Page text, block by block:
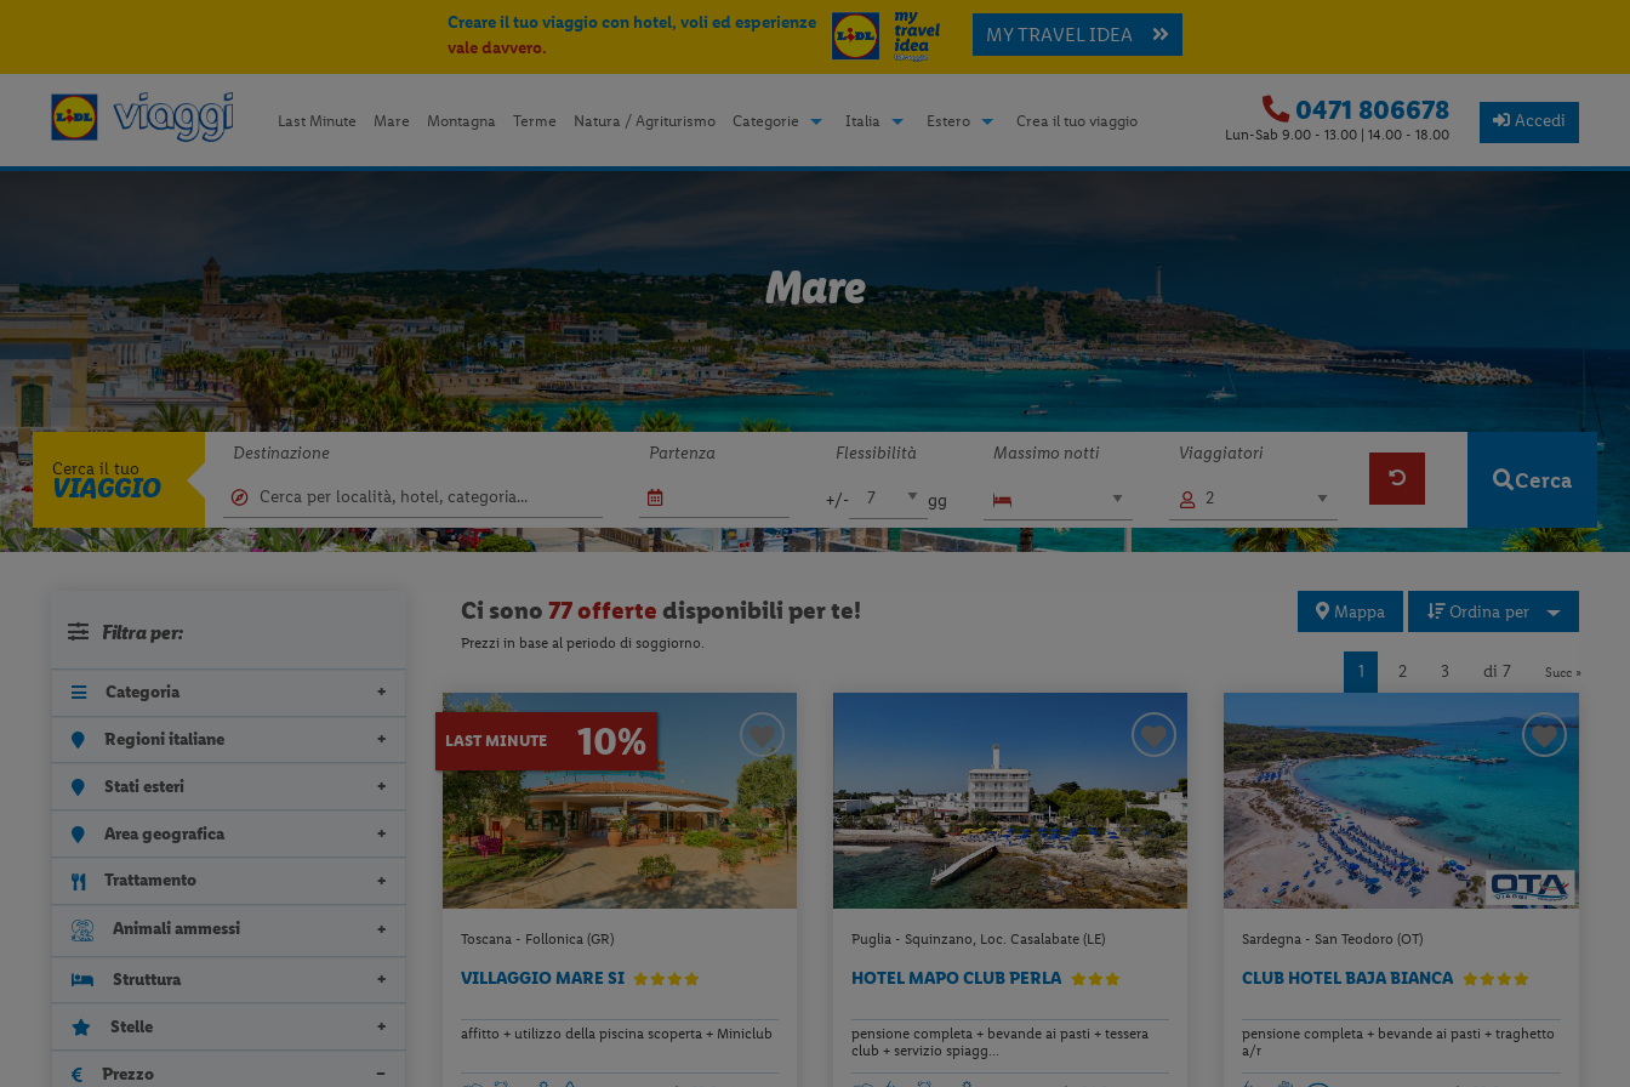
Creare il tuo viaggio con hotel, voli ed esperienze
vale davvero.
MY TRAVEL IDEA
Last Minute Mare Montagna Terme Natura / Agriturismo Categorie Italia Estero Crea il tuo viaggio 0471 806678
Lun-Sab 9.00 - 13.00 | 14.00 - 18.00
Accedi
Mare
Cerca il tuo
VIAGGIO
Destinazione Partenza Flessibilità
+/- gg
Massimo notti Viaggiatori
Cerca
Filtra per:
Categoria
Regioni italiane
Stati esteri
Area geografica
Trattamento
Animali ammessi
Struttura
Stelle
Prezzo
Ci sono 77 offerte disponibili per te!
Prezzi in base al periodo di soggiorno.
Mappa Ordina per
1 2 3 di 7 Succ »
LAST MINUTE 10%
Toscana - Follonica (GR)
VILLAGGIO MARE SI
affitto + utilizzo della piscina scoperta + Miniclub
Puglia - Squinzano, Loc. Casalabate (LE)
HOTEL MAPO CLUB PERLA
pensione completa + bevande ai pasti + tessera
club + servizio spiagg...
Sardegna - San Teodoro (OT)
CLUB HOTEL BAJA BIANCA
pensione completa + bevande ai pasti + traghetto
a/r